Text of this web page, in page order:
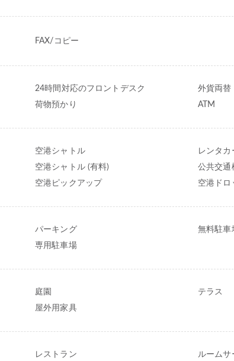
FAX/コピー
24時間対応のフロントデスク 外貨両替
荷物預かり
ATM
空港シャトル レンタカ
空港シャトル (有料)
公共交通
空港ピックアップ
空港ドロ
パーキング 無料駐車
専用駐車場
庭園 テラス
屋外用家具
レストラン ルームサ